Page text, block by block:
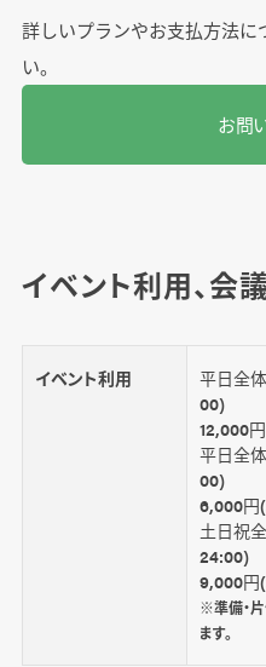
詳しいプランやお支払方法
い。
お問
イベント利用、会
イベント利用
平日全
00)
12,000
平日全
00)
6,000円
土日祝
24:00)
9,000円
※準備・
ます。